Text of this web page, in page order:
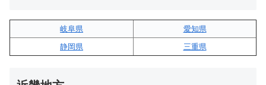
岐阜県
愛知県
静岡県
三重県